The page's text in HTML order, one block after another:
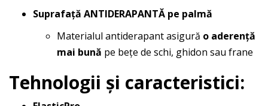
Suprafață ANTIDERAPANTĂ pe palmă
Materialul antiderapant asigură o aderență
mai bună pe bețe de schi, ghidon sau frane
Tehnologii și caracteristici: